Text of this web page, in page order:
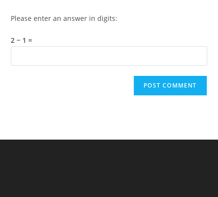
Please enter an answer in digits:
2 − 1 =